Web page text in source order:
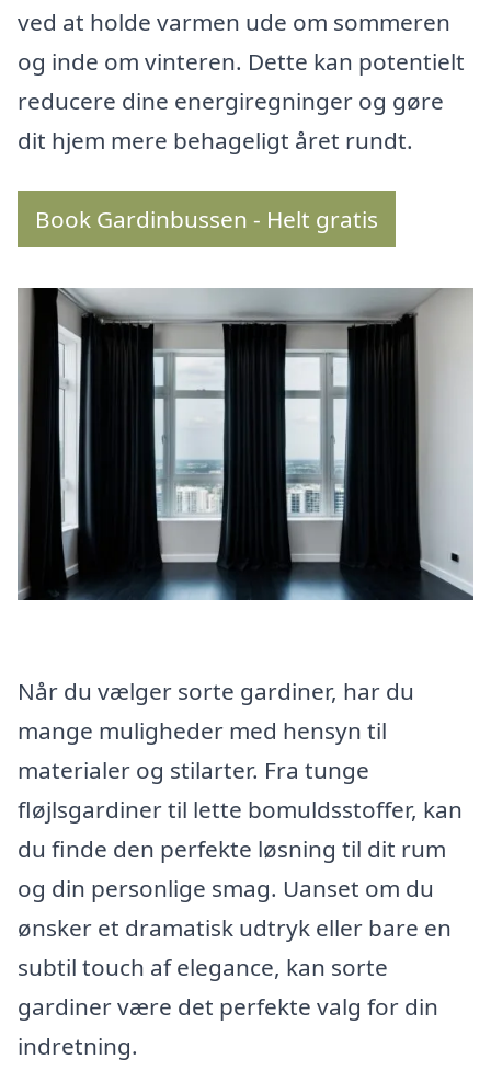
ved at holde varmen ude om sommeren
og inde om vinteren. Dette kan potentielt
reducere dine energiregninger og gøre
dit hjem mere behageligt året rundt.
Book Gardinbussen - Helt gratis
Når du vælger sorte gardiner, har du
mange muligheder med hensyn til
materialer og stilarter. Fra tunge
fløjlsgardiner til lette bomuldsstoffer, kan
du finde den perfekte løsning til dit rum
og din personlige smag. Uanset om du
ønsker et dramatisk udtryk eller bare en
subtil touch af elegance, kan sorte
gardiner være det perfekte valg for din
indretning.